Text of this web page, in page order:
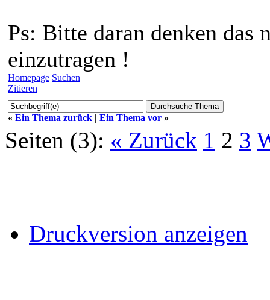
Ps: Bitte daran denken das
einzutragen !
Homepage Suchen
Zitieren
« Ein Thema zurück | Ein Thema vor »
Seiten (3): « Zurück 1 2 3
Druckversion anzeigen